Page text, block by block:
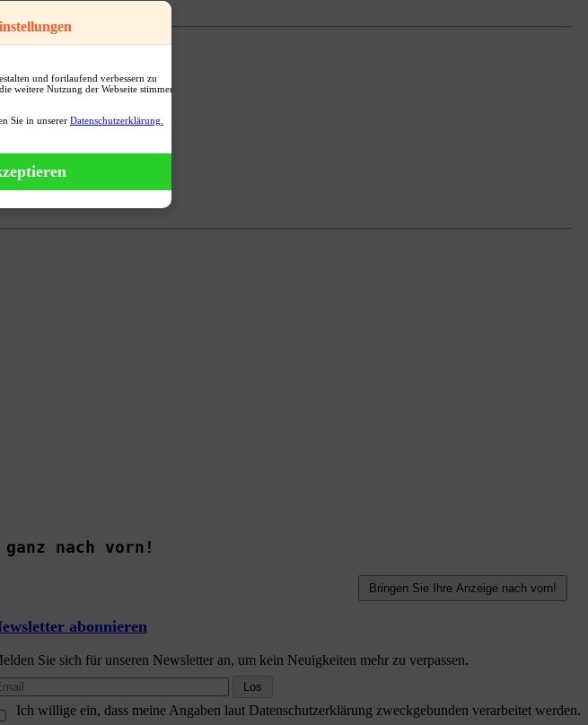
und fortlaufend verbessern zu
weitere Nutzung der Webseite stimmen
Sie in unserer Datenschutzerklärung.
nach vorn!
abonnieren
Sie sich für unseren Newsletter an, um kein Neuigkeiten mehr zu verpassen.
Ich willige ein, dass meine Angaben laut Datenschutzerklärung zweckgebunden verarbeitet werden.